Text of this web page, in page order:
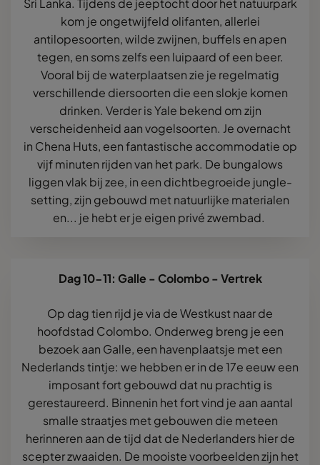
Sri Lanka. Tijdens de jeeptocht door het natuurpark
kom je ongetwijfeld olifanten, allerlei
antilopesoorten, wilde zwijnen, buffels en apen
tegen, en soms zelfs een luipaard of een beer.
Vooral bij de waterplaatsen zie je regelmatig
verschillende diersoorten die een slokje komen
drinken. Verder is Yale bekend om zijn
verscheidenheid aan vogelsoorten. Je overnacht
in Chena Huts, een fantastische accommodatie op
vijf minuten rijden van het park. De bungalows
liggen vlak bij zee, in een dichtbegroeide jungle-
setting, zijn gebouwd met natuurlijke materialen
en... je hebt er je eigen privé zwembad.
Dag 10-11: Galle - Colombo - Vertrek
Op dag tien rijd je via de Westkust naar de
hoofdstad Colombo. Onderweg breng je een
bezoek aan Galle, een havenplaatsje met een
Nederlands tintje: we hebben er in de 17e eeuw een
imposant fort gebouwd dat nu prachtig is
gerestaureerd. Binnenin het fort vind je aan aantal
smalle straatjes met gebouwen die meteen
herinneren aan de tijd dat de Nederlanders hier de
scepter zwaaiden. De mooiste voorbeelden zijn het